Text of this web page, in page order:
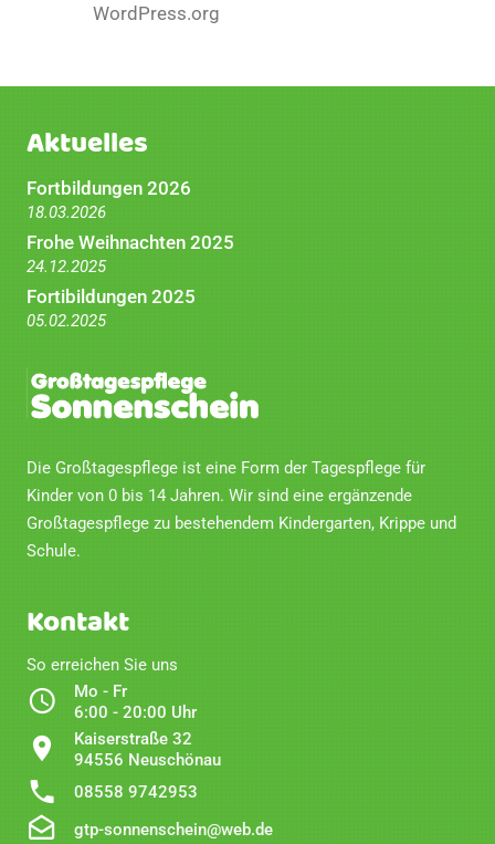
WordPress.org
Aktuelles
Fortbildungen 2026
18.03.2026
Frohe Weihnachten 2025
24.12.2025
Fortibildungen 2025
05.02.2025
Die Großtagespflege ist eine Form der Tagespflege für
Kinder von 0 bis 14 Jahren. Wir sind eine ergänzende
Großtagespflege zu bestehendem Kindergarten, Krippe und
Schule.
Kontakt
So erreichen Sie uns
Mo - Fr
6:00 - 20:00 Uhr
Kaiserstraße 32
94556 Neuschönau
08558 9742953
gtp-sonnenschein@web.de